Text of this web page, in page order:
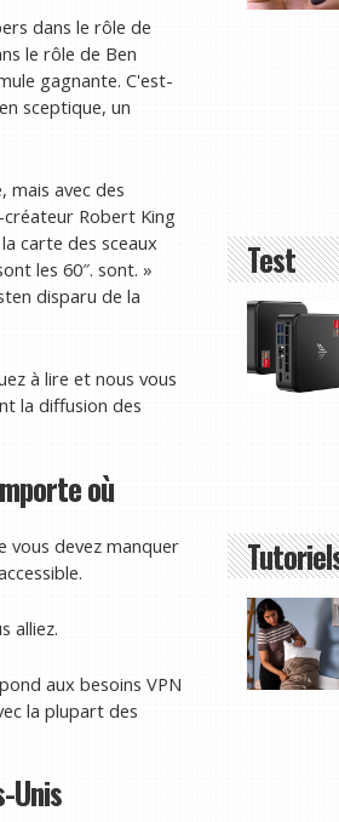
dans le rôle de
le rôle de Ben
gagnante. C'est-
sceptique, un
mais avec des
créateur Robert King
carte des sceaux
les 60″. sont. »
disparu de la
à lire et nous vous
la diffusion des
où
vous devez manquer
alliez.
aux besoins VPN
la plupart des
Unis
Test